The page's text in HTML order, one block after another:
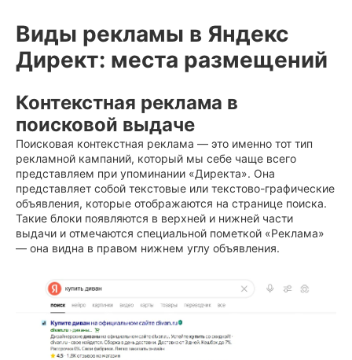
Виды рекламы в Яндекс
Директ: места размещений
Контекстная реклама в
поисковой выдаче
Поисковая контекстная реклама — это именно тот тип
рекламной кампаний, который мы себе чаще всего
представляем при упоминании «Директа». Она
представляет собой текстовые или текстово-графические
объявления, которые отображаются на странице поиска.
Такие блоки появляются в верхней и нижней части
выдачи и отмечаются специальной пометкой «Реклама»
— она видна в правом нижнем углу объявления.